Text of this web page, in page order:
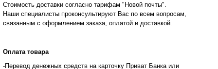
Стоимость доставки согласно тарифам "Новой почты".
Наши специалисты проконсультируют Вас по всем вопросам,
связанным с оформлением заказа, оплатой и доставкой.
Оплата товара
-Перевод денежных средств на карточку Приват Банка или